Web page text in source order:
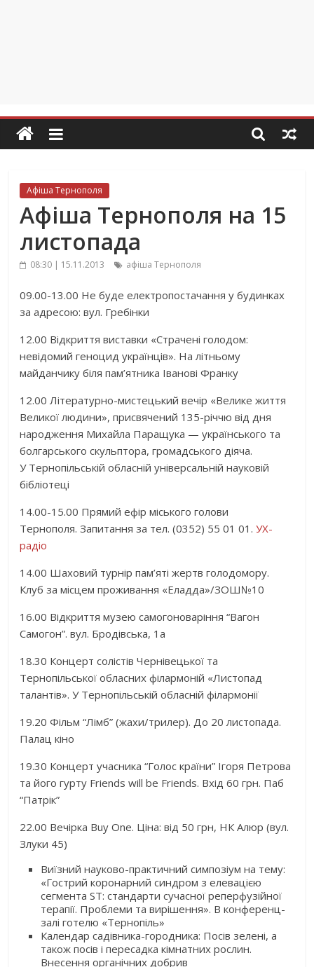
Афіша Тернополя
Афіша Тернополя на 15
листопада
08:30 | 15.11.2013 афіша Тернополя
09.00-13.00 Не буде електропостачання у будинках
за адресою: вул. Гребінки
12.00 Відкриття виставки «Страчені голодом:
невідомий геноцид українців». На літньому
майданчику біля пам’ятника Іванові Франку
12.00 Літературно-мистецький вечір «Велике життя
Великої людини», присвячений 135-річчю від дня
народження Михайла Паращука — українського та
болгарського скульптора, громадського діяча.
У Тернопільській обласній універсальній науковій
бібліотеці
14.00-15.00 Прямий ефір міського голови
Тернополя. Запитання за тел. (0352) 55 01 01.УХ-
радіо
14.00 Шаховий турнір пам’яті жертв голодомору.
Клуб за місцем проживання «Еладда»/ЗОШ№10
16.00 Відкриття музею самогоноваріння “Вагон
Самогон”. вул. Бродівська, 1а
18.30 Концерт солістів Чернівецької та
Тернопільської обласних філармоній «Листопад
талантів». У Тернопільській обласній філармонії
19.20 Фільм “Лімб” (жахи/трилер). До 20 листопада.
Палац кіно
19.30 Концерт учасника “Голос країни” Ігоря Петрова
та його гурту Friends will be Friends. Вхід 60 грн. Паб
“Патрік”
22.00 Вечірка Buy One. Ціна: від 50 грн, НК Алюр (вул.
Злуки 45)
Виїзний науково-практичний симпозіум на тему:
«Гострий коронарний синдром з елевацією
сегмента ST: стандарти сучасної реперфузійної
терапії. Проблеми та вирішення». В конференц-
залі готелю «Тернопіль»
Календар садівника-городника: Посів зелені, а
також посів і пересадка кімнатних рослин.
Внесення органічних добрив